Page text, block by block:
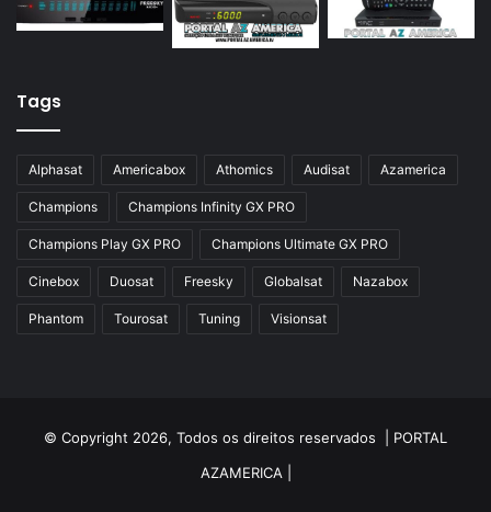
Azamerica Silver GX PRO
Azamerica Silver IPTV
Azbox Like
Azfox
Azgold
Azplus
Azsat
Blade B1
Champions
Tags
Alphasat Americabox Athomics Audisat Azamerica
Champions Champions Infinity GX PRO
Champions Play GX PRO Champions Ultimate GX PRO
Cinebox Duosat Freesky Globalsat Nazabox
Phantom Tourosat Tuning Visionsat
© Copyright 2026, Todos os direitos reservados | PORTAL
AZAMERICA